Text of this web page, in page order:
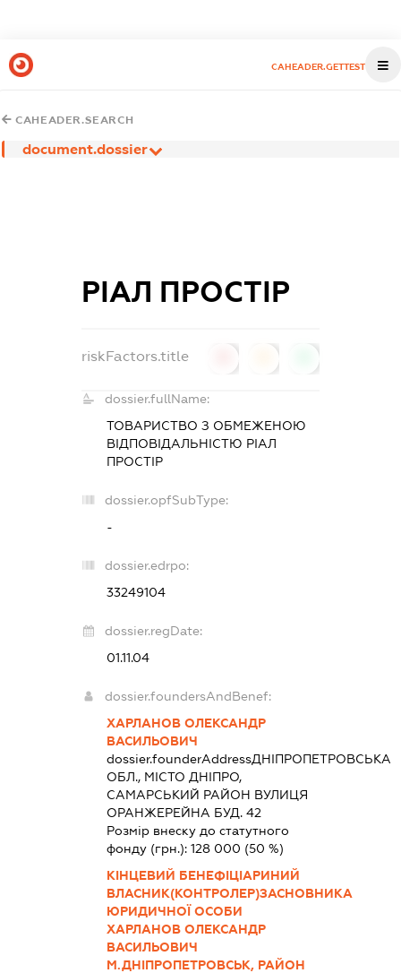
CAHEADER.GETTEST
CAHEADER.SEARCH
document.dossier
РІАЛ ПРОСТІР
riskFactors.title
dossier.fullName:
ТОВАРИСТВО З ОБМЕЖЕНОЮ
ВІДПОВІДАЛЬНІСТЮ РІАЛ
ПРОСТІР
dossier.opfSubType:
-
dossier.edrpo:
33249104
dossier.regDate:
01.11.04
dossier.foundersAndBenef:
ХАРЛАНОВ ОЛЕКСАНДР
ВАСИЛЬОВИЧ
dossier.founderAddressДНІПРОПЕТРОВСЬКА
ОБЛ., МІСТО ДНІПРО,
САМАРСЬКИЙ РАЙОН ВУЛИЦЯ
ОРАНЖЕРЕЙНА БУД. 42
Розмір внеску до статутного
фонду (грн.): 128 000 (50 %)
КІНЦЕВИЙ БЕНЕФІЦІАРИНИЙ
ВЛАСНИК(КОНТРОЛЕР)ЗАСНОВНИКА
ЮРИДИЧНОЇ ОСОБИ
ХАРЛАНОВ ОЛЕКСАНДР
ВАСИЛЬОВИЧ
М.ДНІПРОПЕТРОВСЬК, РАЙОН